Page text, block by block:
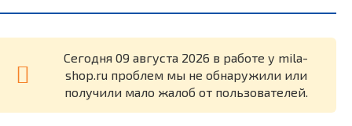
Cегодня 09 августа 2026 в работе у mila-
shop.ru проблем мы не обнаружили или
получили мало жалоб от пользователей.